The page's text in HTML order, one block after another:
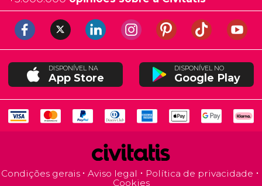
DISPONÍVEL NA
App Store
DISPONÍVEL NO
Google Play
Condições gerais Aviso legal
Política de privacidade
Cookies